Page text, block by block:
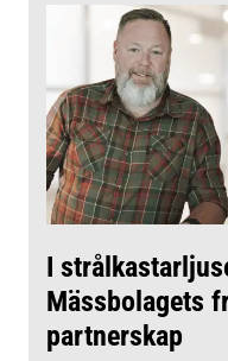
I
Mässbolagets
partnerskap